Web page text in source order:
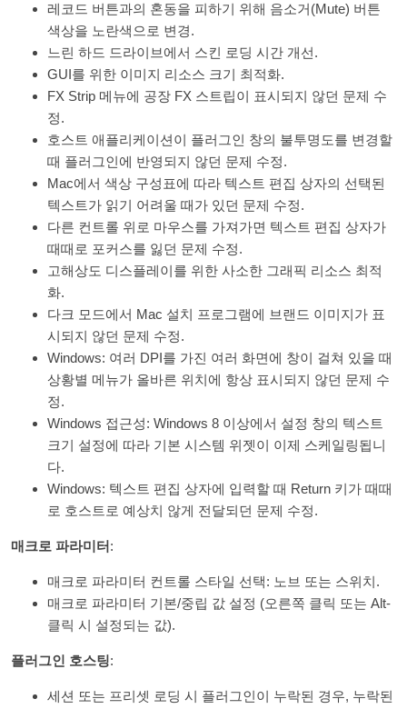
레코드 버튼과의 혼동을 피하기 위해 음소거(Mute) 버튼
색상을 노란색으로 변경.
느린 하드 드라이브에서 스킨 로딩 시간 개선.
GUI를 위한 이미지 리소스 크기 최적화.
FX Strip 메뉴에 공장 FX 스트립이 표시되지 않던 문제 수
정.
호스트 애플리케이션이 플러그인 창의 불투명도를 변경할
때 플러그인에 반영되지 않던 문제 수정.
Mac에서 색상 구성표에 따라 텍스트 편집 상자의 선택된
텍스트가 읽기 어려울 때가 있던 문제 수정.
다른 컨트롤 위로 마우스를 가져가면 텍스트 편집 상자가
때때로 포커스를 잃던 문제 수정.
고해상도 디스플레이를 위한 사소한 그래픽 리소스 최적
화.
다크 모드에서 Mac 설치 프로그램에 브랜드 이미지가 표
시되지 않던 문제 수정.
Windows: 여러 DPI를 가진 여러 화면에 창이 걸쳐 있을 때
상황별 메뉴가 올바른 위치에 항상 표시되지 않던 문제 수
정.
Windows 접근성: Windows 8 이상에서 설정 창의 텍스트
크기 설정에 따라 기본 시스템 위젯이 이제 스케일링됩니
다.
Windows: 텍스트 편집 상자에 입력할 때 Return 키가 때때
로 호스트로 예상치 않게 전달되던 문제 수정.
매크로 파라미터:
매크로 파라미터 컨트롤 스타일 선택: 노브 또는 스위치.
매크로 파라미터 기본/중립 값 설정 (오른쪽 클릭 또는 Alt-
클릭 시 설정되는 값).
플러그인 호스팅:
세션 또는 프리셋 로딩 시 플러그인이 누락된 경우, 누락된